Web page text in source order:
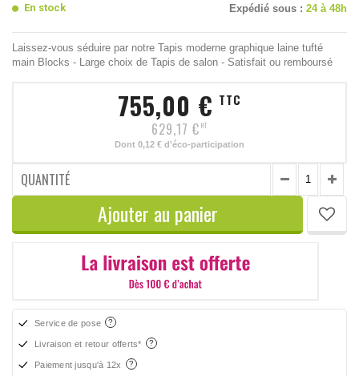
En stock Expédié sous : 24 à 48h
Laissez-vous séduire par notre Tapis moderne graphique laine tufté
main Blocks - Large choix de Tapis de salon - Satisfait ou remboursé
755,00 € TTC
629,17 € HT
Dont 0,12 € d'éco-participation
QUANTITÉ
Ajouter au panier
Service de pose
Livraison et retour offerts*
Paiement jusqu'à 12x